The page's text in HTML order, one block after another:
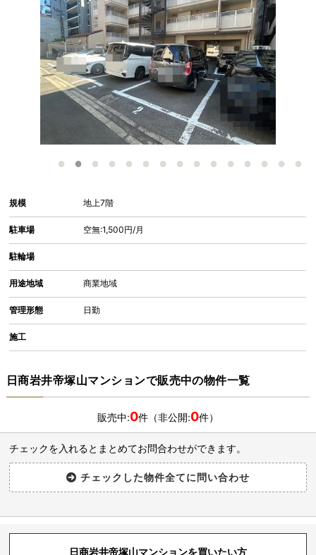
規模 地上7階
駐車場 空無:1,500円/月
駐輪場
用途地域 商業地域
管理形態 日勤
施工
日商岩井帝塚山マンションで販売中の物件一覧
販売中:0件（非公開:0件）
チェックを入れるとまとめてお問合わせができます。
日商岩井帝塚山マンションを買いたい方